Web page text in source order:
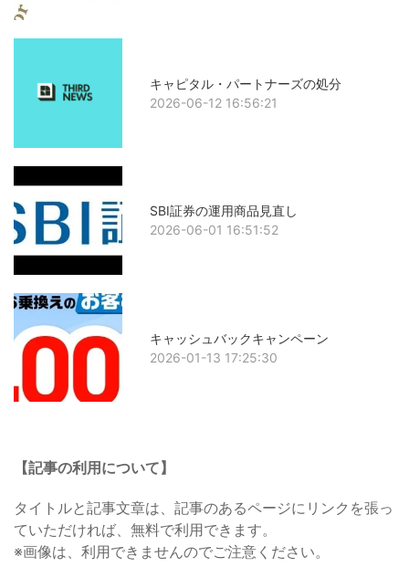
キャピタル・パートナーズの処分
2026-06-12 16:56:21
SBI証券の運用商品見直し
2026-06-01 16:51:52
キャッシュバックキャンペーン
2026-01-13 17:25:30
【記事の利用について】
タイトルと記事文章は、記事のあるページにリンクを張っ
ていただければ、無料で利用できます。
※画像は、利用できませんのでご注意ください。